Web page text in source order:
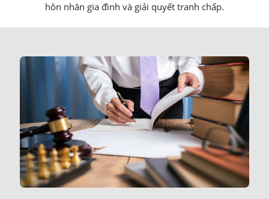
hôn nhân gia đình và giải quyết tranh chấp.